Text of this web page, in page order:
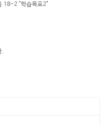
18-2 "학습목표2"
.